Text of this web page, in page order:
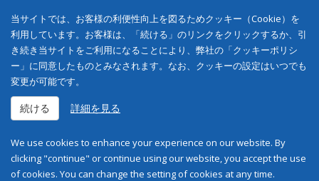
当サイトでは、お客様の利便性向上を図るためクッキー（Cookie）を
利用しています。お客様は、「続ける」のリンクをクリックするか、引
き続き当サイトをご利用になることにより、弊社の「クッキーポリシ
ー」に同意したものとみなされます。なお、クッキーの設定はいつでも
変更が可能です。
続ける 詳細を見る
We use cookies to enhance your experience on our website. By
clicking "continue" or continue using our website, you accept the use
of cookies. You can change the setting of cookies at any time.